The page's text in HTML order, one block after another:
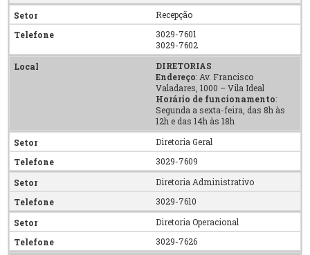
Recepção
3029-7601
3029-7602
DIRETORIAS
Endereço: Av. Francisco
Valadares, 1000 – Vila Ideal
Horário de funcionamento:
Segunda a sexta-feira, das 8h às
12h e das 14h às 18h
Diretoria Geral
3029-7609
Diretoria Administrativo
3029-7610
Diretoria Operacional
3029-7626